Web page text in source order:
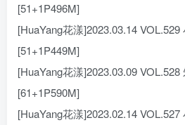
[51+1P496M]
[HuaYang花漾]2023.03.14 VOL.529
[51+1P449M]
[HuaYang花漾]2023.03.09 VOL.528
[61+1P590M]
[HuaYang花漾]2023.02.14